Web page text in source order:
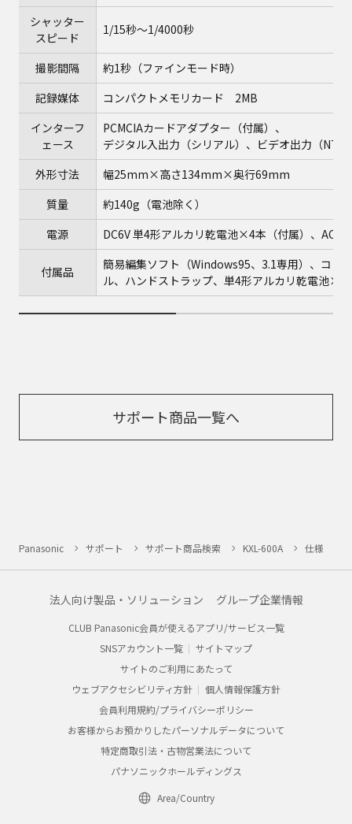
シャッター
スピード
1/15秒～1/4000秒
撮影間隔
約1秒（ファインモード時）
記録媒体
コンパクトメモリカード 2MB
インターフ
ェース
PCMCIAカードアダプター（付属）、
デジタル入出力（シリアル）、ビデオ出力（
外形寸法
幅25mm×高さ134mm×奥行69mm
質量
約140g（電池除く）
電源
DC6V 単4形アルカリ乾電池×4本（付属）、
付属品
簡易編集ソフト（Windows95、3.1専用）、コン
ル、ハンドストラップ、単4形アルカリ乾電池×4
サポート商品一覧へ
Panasonic サポート サポート商品検索 KXL-600A 仕様
法人向け製品・ソリューション グループ企業情報
CLUB Panasonic会員が使えるアプリ/サービス一覧
SNSアカウント一覧
サイトマップ
サイトのご利用にあたって
ウェブアクセシビリティ方針
個人情報保護方針
会員利用規約/プライバシーポリシー
お客様からお預かりしたパーソナルデータについて
特定商取引法・古物営業法について
パナソニックホールディングス
Area/Country